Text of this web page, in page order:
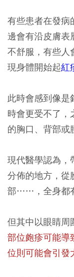
有些患者在發病
邊會有沿皮膚表
不舒服，有些人
現身體開始起紅
此時會感到像是
時會更受不了，
的胸口、背部或
現代醫學認為，
分佈的地方，從
部……，全身都
但其中以眼睛周
部位皰疹可能導
位則可能會引發